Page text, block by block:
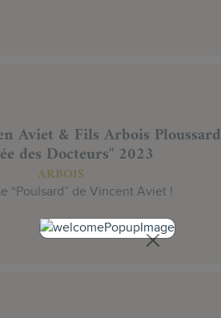
Aviet & Fils Arbois Ploussard
des Docteurs" 2023
ARBOIS
“Poulsard” de Vincent Aviet !